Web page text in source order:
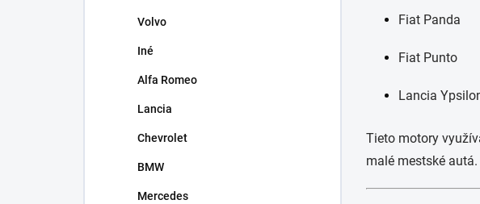
Volvo
Iné
Alfa Romeo
Lancia
Chevrolet
BMW
Mercedes
Fiat Panda
Fiat Punto
Lancia
Tieto motory
malé mestské autá.